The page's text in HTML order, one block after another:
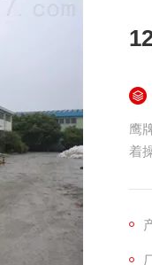
鹰
着